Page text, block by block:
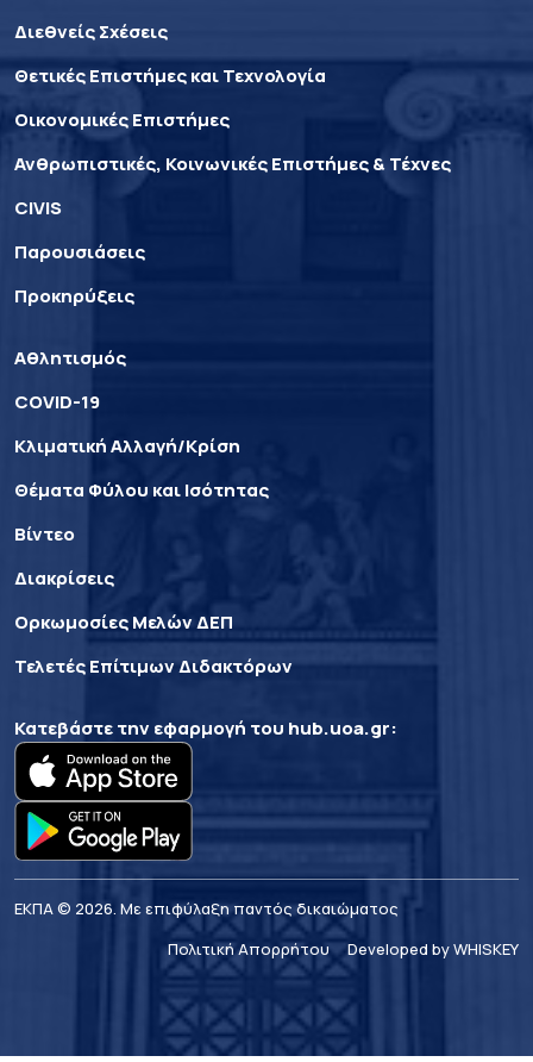
Διεθνείς Σχέσεις
Θετικές Επιστήμες και Τεχνολογία
Οικονομικές Επιστήμες
Ανθρωπιστικές, Κοινωνικές Επιστήμες & Τέχνες
CIVIS
Παρουσιάσεις
Προκηρύξεις
Αθλητισμός
COVID-19
Κλιματική Αλλαγή/Κρίση
Θέματα Φύλου και Ισότητας
Βίντεο
Διακρίσεις
Ορκωμοσίες Μελών ΔΕΠ
Τελετές Επίτιμων Διδακτόρων
Κατεβάστε την εφαρμογή του hub.uoa.gr:
ΕΚΠΑ © 2026. Με επιφύλαξη παντός δικαιώματος
Πολιτική Απορρήτου
Developed by WHISKEY